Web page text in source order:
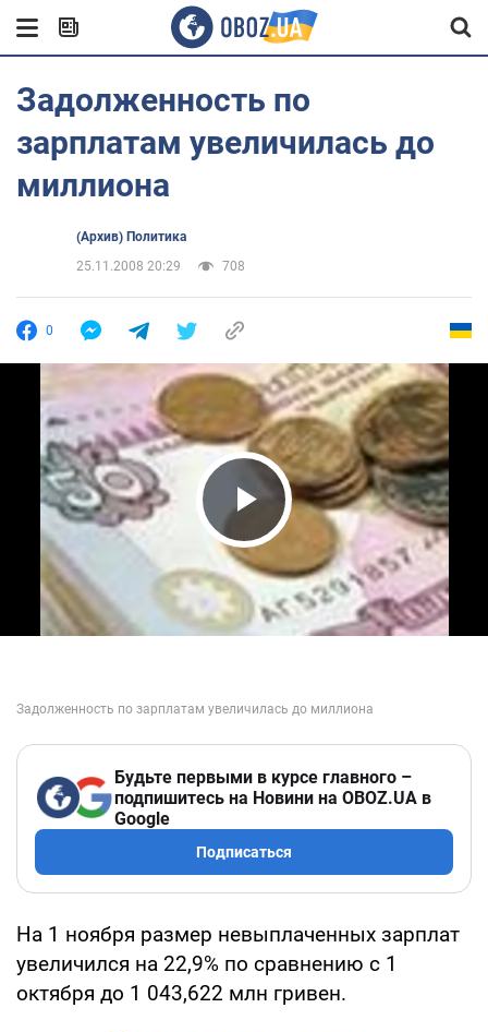
Задолженность по
зарплатам увеличилась до
миллиона
(Архив) Политика
25.11.2008 20:29
708
0
Play Video
Будьте первыми в курсе главного –
подпишитесь на Новини на OBOZ.UA в
Google
Подписаться
На 1 ноября размер невыплаченных зарплат
увеличился на 22,9% по сравнению с 1
октября до 1 043,622 млн гривен.